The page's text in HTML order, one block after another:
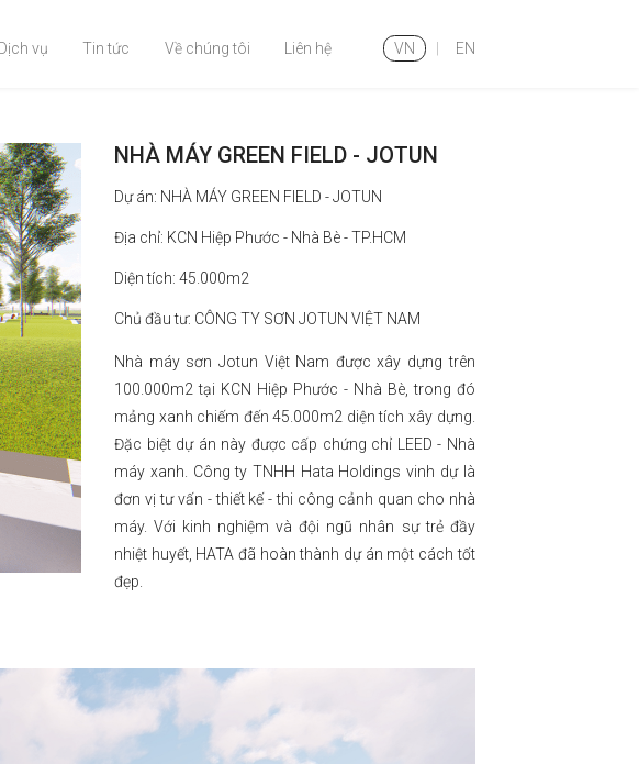
Dịch vụ Tin tức Về chúng tôi Liên hệ VN EN
NHÀ MÁY GREEN FIELD - JOTUN
Dự án: NHÀ MÁY GREEN FIELD - JOTUN
Địa chỉ: KCN Hiệp Phước - Nhà Bè - TP.HCM
Diện tích: 45.000m2
Chủ đầu tư: CÔNG TY SƠN JOTUN VIỆT NAM
Nhà máy sơn Jotun Việt Nam được xây dựng trên
100.000m2 tại KCN Hiệp Phước - Nhà Bè, trong đó
mảng xanh chiếm đến 45.000m2 diện tích xây dựng.
Đặc biệt dự án này được cấp chứng chỉ LEED - Nhà
máy xanh. Công ty TNHH Hata Holdings vinh dự là
đơn vị tư vấn - thiết kế - thi công cảnh quan cho nhà
máy. Với kinh nghiệm và đội ngũ nhân sự trẻ đầy
nhiệt huyết, HATA đã hoàn thành dự án một cách tốt
đẹp.